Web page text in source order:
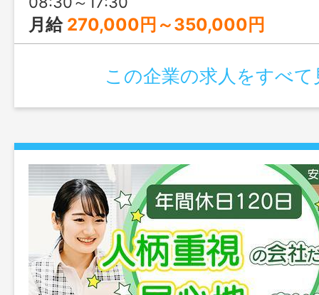
月給 270,000円～350,000円
この企業の求人をすべて